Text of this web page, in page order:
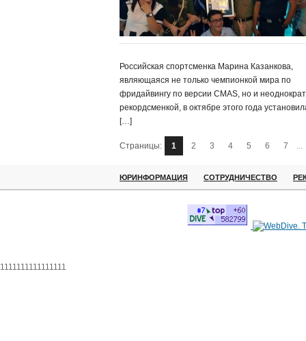
Российская спортсменка Марина Казанкова,
являющаяся не только чемпионкой мира по
фридайвингу по версии CMAS, но и
рекордсменкой, в октябре этого года
[…]
Страницы: 1 2 3 4 5 6 7 ...
ЮРИНФОРМАЦИЯ СОТРУДНИЧЕСТВО
1111111111111111